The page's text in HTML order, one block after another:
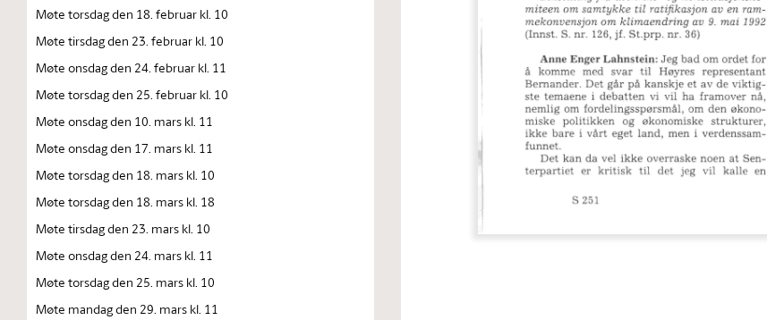
Møte torsdag den 18. februar kl. 10
Møte tirsdag den 23. februar kl. 10
Møte onsdag den 24. februar kl. 11
Møte torsdag den 25. februar kl. 10
Møte onsdag den 10. mars kl. 11
Møte onsdag den 17. mars kl. 11
Møte torsdag den 18. mars kl. 10
Møte torsdag den 18. mars kl. 18
Møte tirsdag den 23. mars kl. 10
Møte onsdag den 24. mars kl. 11
Møte torsdag den 25. mars kl. 10
Møte mandag den 29. mars kl. 11